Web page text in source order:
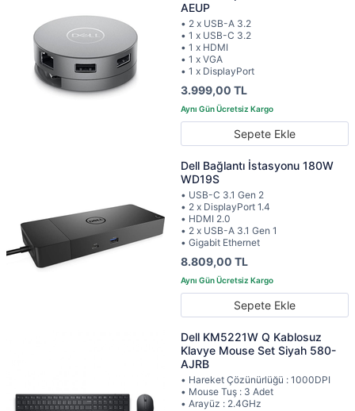
AEUP
• 2 x USB-A 3.2
• 1 x USB-C 3.2
• 1 x HDMI
• 1 x VGA
• 1 x DisplayPort
3.999,00 TL
Sepete Ekle
Dell Bağlantı İstasyonu 180W
WD19S
• USB-C 3.1 Gen 2
• 2 x DisplayPort 1.4
• HDMI 2.0
• 2 x USB-A 3.1 Gen 1
• Gigabit Ethernet
8.809,00 TL
Sepete Ekle
Dell KM5221W Q Kablosuz
Klavye Mouse Set Siyah 580-
AJRB
• Hareket Çözünürlüğü : 1000DPI
• Mouse Tuş : 3 Adet
• Arayüz : 2.4GHz